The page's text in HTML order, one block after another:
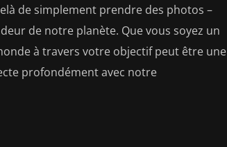
de simplement prendre des photos –
de notre planète. Que vous soyez un
à travers votre objectif peut être une
profondément avec notre